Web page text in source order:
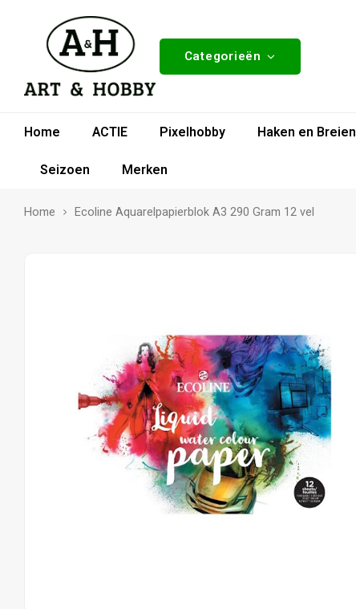
Categorieën
Home ACTIE Pixelhobby Haken en Breien
Seizoen
Merken
Home Ecoline Aquarelpapierblok A3 290 Gram 12 vel